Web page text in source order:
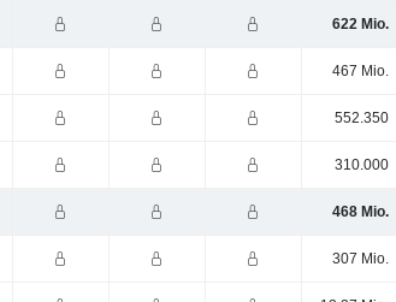
622 Mio.
467 Mio.
552.350
310.000
468 Mio.
307 Mio.